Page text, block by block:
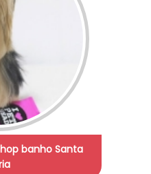
banho Santa